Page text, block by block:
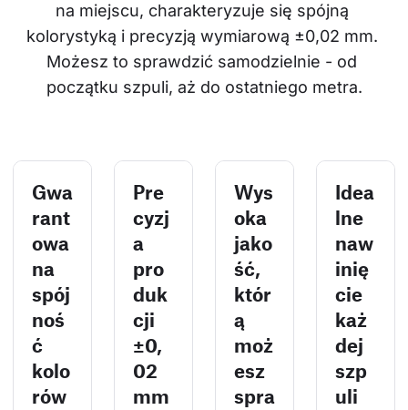
na miejscu, charakteryzuje się spójną
kolorystyką i precyzją wymiarową ±0,02 mm.
Możesz to sprawdzić samodzielnie - od
początku szpuli, aż do ostatniego metra.
Gwa
rant
owa
na
spój
noś
ć
kolo
rów
Pre
cyzj
a
pro
duk
cji
±0,
02
mm
Wys
oka
jako
ść,
któr
ą
moż
esz
spra
Idea
lne
naw
inię
cie
każ
dej
szp
uli